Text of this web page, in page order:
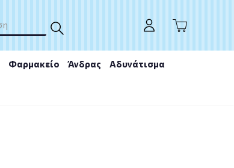
Φαρμακείο Άνδρας Αδυνάτισμα